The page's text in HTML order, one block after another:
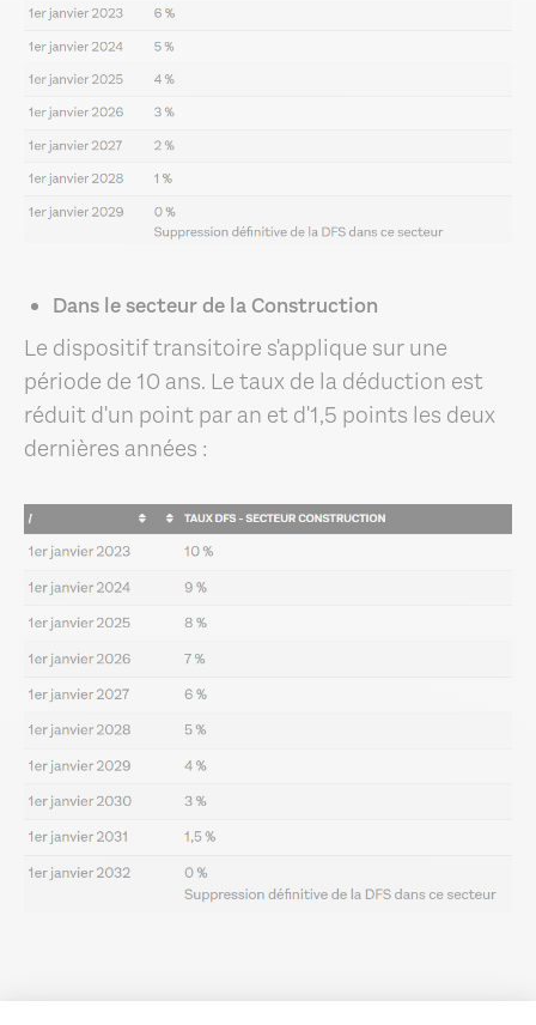
Dans le secteur de la Construction
Le dispositif transitoire s'applique sur une
période de 10 ans. Le taux de la déduction est
réduit d'un point par an et d'1,5 points les deux
dernières années :